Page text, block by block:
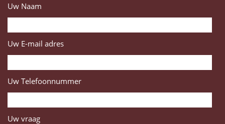
Uw Naam
Uw E-mail adres
Uw Telefoonnummer
Uw vraag